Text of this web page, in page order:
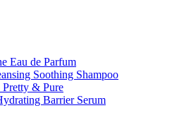
Eau de Parfum
Soothing Shampoo
Pretty & Pure
Barrier Serum